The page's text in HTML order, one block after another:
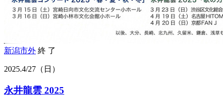
新潟市外 終 了
2025.4/27 （日）
永井龍雲 2025